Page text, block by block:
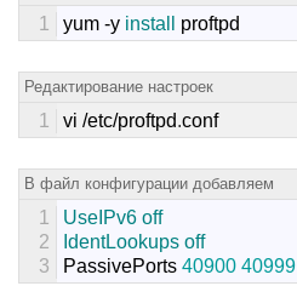
1 yum -y install proftpd
Редактирование настроек
1 vi /etc/proftpd.conf
В файл конфигурации добавляем
1
2
3
UseIPv6 off
IdentLookups off
PassivePorts 40900 40999